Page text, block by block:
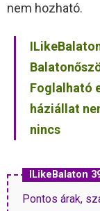
nem hozható.
Foglalható
háziállat
nincs
ILikeBalaton
Pontos árak,